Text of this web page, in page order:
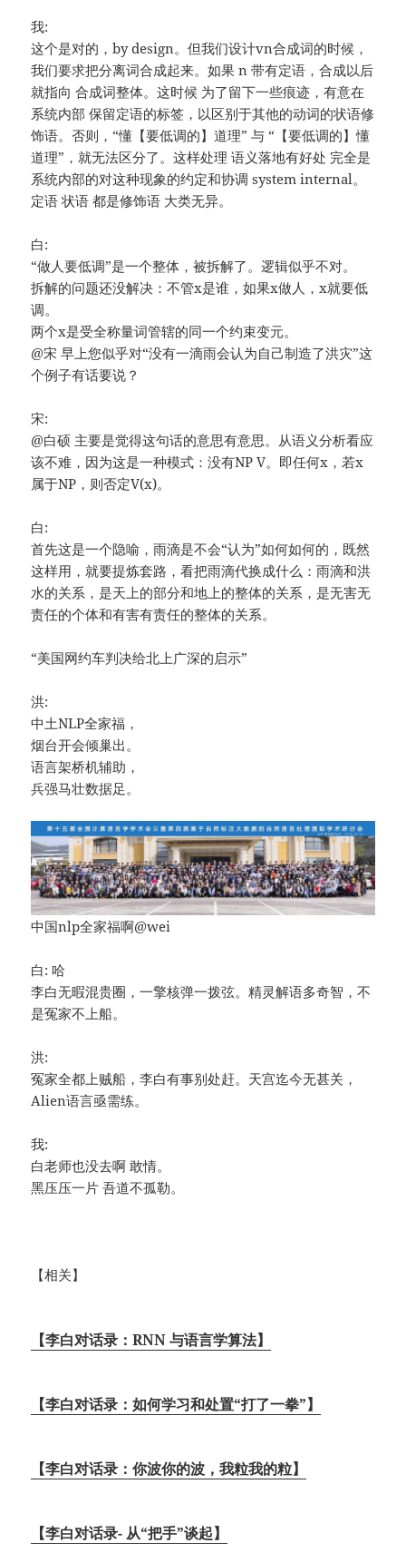
我:
这个是对的，by design。但我们设计vn合成词的时候，
我们要求把分离词合成起来。如果 n 带有定语，合成以后
就指向 合成词整体。这时候 为了留下一些痕迹，有意在
系统内部 保留定语的标签，以区别于其他的动词的状语修
饰语。否则，“懂【要低调的】道理” 与 “【要低调的】懂
道理”，就无法区分了。这样处理 语义落地有好处 完全是
系统内部的对这种现象的约定和协调 system internal。
定语 状语 都是修饰语 大类无异。
白:
“做人要低调”是一个整体，被拆解了。逻辑似乎不对。
拆解的问题还没解决：不管x是谁，如果x做人，x就要低
调。
两个x是受全称量词管辖的同一个约束变元。
@宋 早上您似乎对“没有一滴雨会认为自己制造了洪灾”这
个例子有话要说？
宋:
@白硕 主要是觉得这句话的意思有意思。从语义分析看应
该不难，因为这是一种模式：没有NP V。即任何x，若x
属于NP，则否定V(x)。
白:
首先这是一个隐喻，雨滴是不会“认为”如何如何的，既然
这样用，就要提炼套路，看把雨滴代换成什么：雨滴和洪
水的关系，是天上的部分和地上的整体的关系，是无害无
责任的个体和有害有责任的整体的关系。
“美国网约车判决给北上广深的启示”
洪:
中土NLP全家福，
烟台开会倾巢出。
语言架桥机辅助，
兵强马壮数据足。
中国nlp全家福啊@wei
白: 哈
李白无暇混贵圈，一擎核弹一拨弦。精灵解语多奇智，不
是冤家不上船。
洪:
冤家全都上贼船，李白有事别处赶。天宫迄今无甚关，
Alien语言亟需练。
我:
白老师也没去啊 敢情。
黑压压一片 吾道不孤勒。
【相关】
【李白对话录：RNN 与语言学算法】
【李白对话录：如何学习和处置“打了一拳”】
【李白对话录：你波你的波，我粒我的粒】
【李白对话录- 从“把手”谈起】